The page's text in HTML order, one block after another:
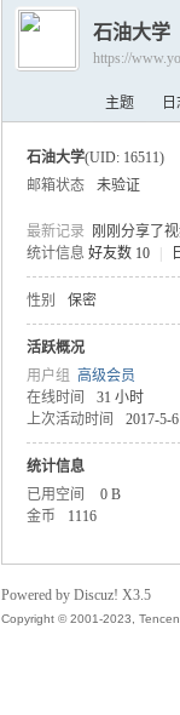
储
›
石油大学
https://
主题
石油大学(UID: 16511)
邮箱状态
未验证
最新记录 刚刚分享了视
统计信息 好友数 10
性别 保密
活跃概况
用户组 高级会员
在线时间
31 小时
上次活动时间
2017-5-
统计信息
已用空间
0 B
金币
1116
Powered by Discuz! X3.5
Copyright © 2001-2023,